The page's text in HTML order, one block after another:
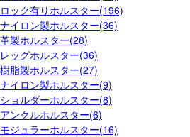
ロック有りホルスター(196)
ナイロン製ホルスター(36)
革製ホルスター(28)
レッグホルスター(36)
樹脂製ホルスター(27)
ナイロン製ホルスター(9)
ショルダーホルスター(8)
アンクルホルスター(6)
モジュラーホルスター(16)